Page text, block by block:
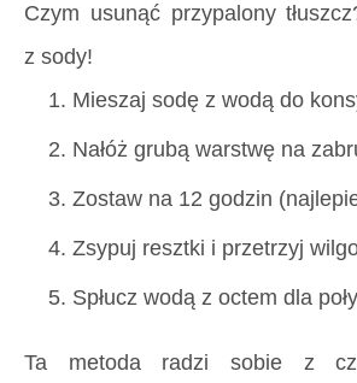
Czym usunąć przypalony tłuszcz
z sody!
Mieszaj sodę z wodą do
Nałóż grubą warstwę na
Zostaw na 12 godzin
Zsypuj resztki i przetrzyj
Spłucz wodą z octem dla
Ta metoda radzi sobie z